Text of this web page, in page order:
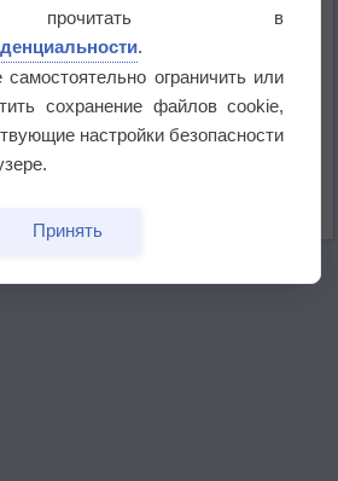
обнаружены морские волны тепла
повлияло на ареал обитания
6 августа
в
.
ограничить или
сохранение файлов cookie,
настройки безопасности
Принять